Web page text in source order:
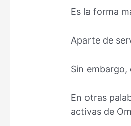
Es la forma
Aparte de
Sin
En otras
activas de